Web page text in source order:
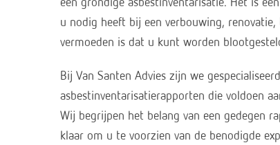
een grondige asbestinventarisatie. Het is
u nodig heeft bij een verbouwing,
vermoeden is dat u kunt worden
Bij Van Santen Advies zijn we
asbestinventarisatierapporten die voldoen
Wij begrijpen het belang van een gedegen
klaar om u te voorzien van de benodigde